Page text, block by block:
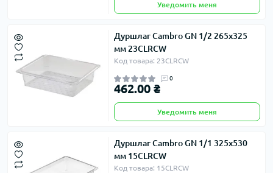
Уведомить меня
Дуршлаг Cambro GN 1/2 265х325
мм 23CLRCW
Код товара: 23CLRCW
0
462.00 ₴
Уведомить меня
Дуршлаг Cambro GN 1/1 325х530
мм 15CLRCW
Код товара: 15CLRCW